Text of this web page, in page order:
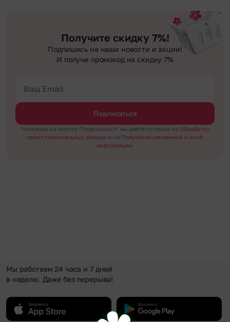
Получите скидку 7%!
Подпишись на наши новости и акции!
И получи промокод на скидку 7%
Подписаться
*Нажимая на кнопку "Подписаться" вы даёте согласие на Обработку
своих персональных данных и на Получение рекламной и иной
информации.
Мы работаем 24 часа и 7 дней
в неделю. Даже без перерыва!